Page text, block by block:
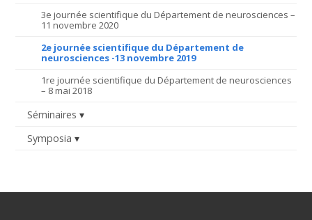
3e journée scientifique du Département de neurosciences –
11 novembre 2020
2e journée scientifique du Département de
neurosciences -13 novembre 2019
1re journée scientifique du Département de neurosciences
– 8 mai 2018
Séminaires
Symposia